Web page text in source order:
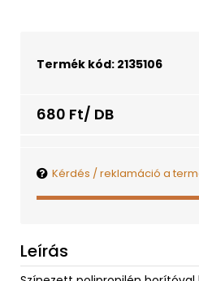
Termék kód: 2135106
680 Ft/ DB
Kérdés / reklamáció a
Leírás